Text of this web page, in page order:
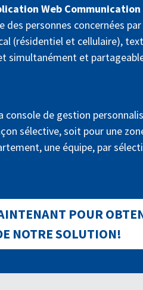
Web
des personnes concernées
(résidentiel et cellulaire),
simultanément et
console de gestion
sélective, soit pour une
une équipe, par
POUR
NOTRE SOLUTION!